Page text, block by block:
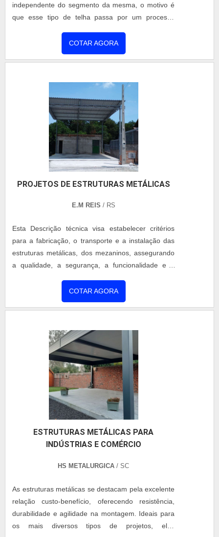
independente do segmento da mesma, o motivo é
que esse tipo de telha passa por um processo
degradação. Ela também pode ser facilmente
adaptada a qualquer projeto, já que suas peças são
manutenção. Use tela de poliéster para impe....
COTAR AGORA
PROJETOS DE ESTRUTURAS METÁLICAS
E.M REIS / RS
Esta Descrição técnica visa estabelecer critérios
para a fabricação, o transporte e a instalação das
estruturas metálicas, dos mezaninos, assegurando
a qualidade, a segurança, a funcionalidade e a
executivos e normas técnicas vigentes. O objetivo
compreende fabricação, pintura, transporte e
treliças, etc.); Chapas e conexões metálicas;
Parafusos; Chumbadores e Elementos de fixação;
Pintura e proteção anticorrosiva; Montagem e
soldagem em campo. NORMAS APLICÁVEIS: ABNT
NBR 8800 — Projeto de Estruturas de Aço e de
Estruturas Mistas de Aço e Concreto de Edifícios;
ABNT NBR 14762 — Dimensionamento de
a Frio; ABNT NBR 7013 — Soldagem; Normas NR
(Normas Regulamentadoras) aplicáveis,
ASTM A572 ou equivalente. Chapas: Aço carbono
ou liga, conforme especificação de projeto.
Parafusos e Fixadores: Classe 8.8 ou superior,
conforme ABNT NBR ISO 898-1. Soldagem e
COTAR AGORA
ESTRUTURAS METÁLICAS PARA
INDÚSTRIAS E COMÉRCIO
HS METALURGICA / SC
As estruturas metálicas se destacam pela excelente
relação custo-benefício, oferecendo resistência,
durabilidade e agilidade na montagem. Ideais para
os mais diversos tipos de projetos, elas